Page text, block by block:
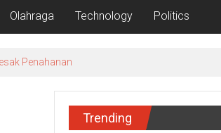
Olahraga Technology Politics
Penahanan
Trending